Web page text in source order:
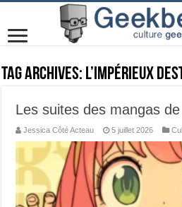
Tag Archives: L’Impérieux
Les suites des mangas de
Jessica Côté Acteau 5 juillet 2026